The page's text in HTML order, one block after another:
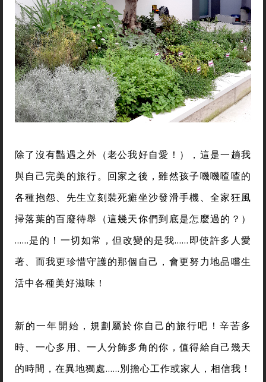
除了沒有豔遇之外（老公我好自愛！），這是一趟我
與自己完美的旅行。回家之後，雖然孩子嘰嘰喳喳的
各種抱怨、先生立刻裝死癱坐沙發滑手機、全家狂風
掃落葉的百廢待舉（這幾天你們到底是怎麼過的？）
……是的！一切如常，但改變的是我……即使許多人愛
著、而我更珍惜守護的那個自己，會更努力地品嚐生
活中各種美好滋味！
新的一年開始，規劃屬於你自己的旅行吧！辛苦多
時、一心多用、一人分飾多角的你，值得給自己幾天
的時間，在異地獨處……別擔心工作或家人，相信我！